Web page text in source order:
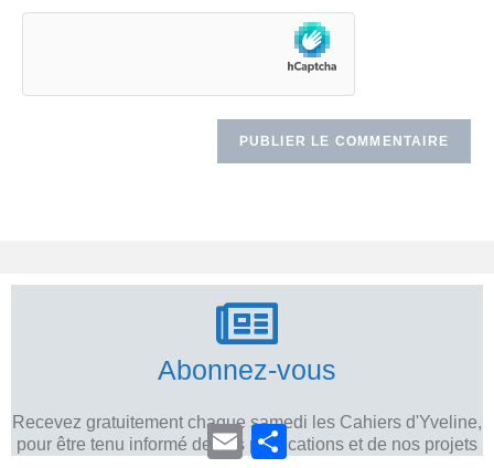
Abonnez-vous
Recevez gratuitement chaque samedi les Cahiers d'Yveline,
pour être tenu informé de nos publications et de nos projets
E
m
P
a